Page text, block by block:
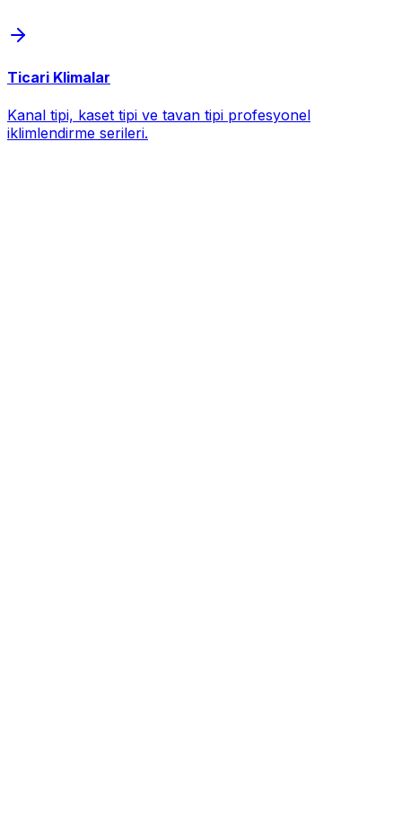
Ticari Klimalar
Kanal tipi, kaset tipi ve tavan tipi profesyonel
iklimlendirme serileri.